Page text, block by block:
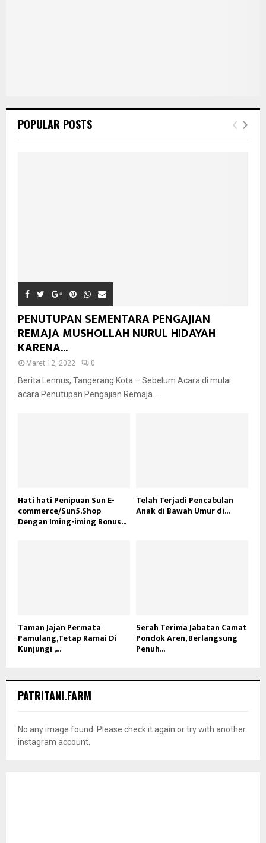
POPULAR POSTS
PENUTUPAN SEMENTARA PENGAJIAN
REMAJA MUSHOLLAH NURUL HIDAYAH
KARENA...
Maret 12, 2022 0
Berita Lennus, Tangerang Kota – Sebelum Acara di mulai
acara Penutupan Pengajian Remaja...
Hati hati Penipuan Sun E-
commerce/Sun5.Shop
Dengan Iming-iming Bonus...
Telah Terjadi Pencabulan
Anak di Bawah Umur di...
Taman Jajan Permata
Pamulang,Tetap Ramai Di
Kunjungi ,...
Serah Terima Jabatan Camat
Pondok Aren, Berlangsung
Penuh...
PATRITANI.FARM
No any image found. Please check it again or try with another
instagram account.